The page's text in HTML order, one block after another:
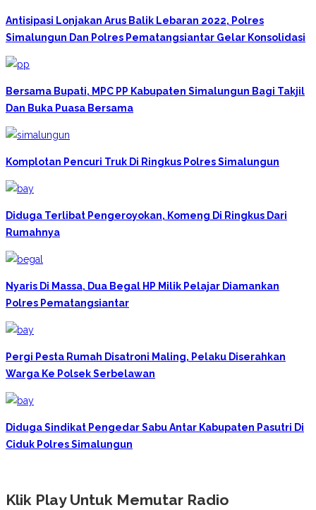
Antisipasi Lonjakan Arus Balik Lebaran 2022, Polres
Simalungun Dan Polres Pematangsiantar Gelar Konsolidasi
Bersama Bupati, MPC PP Kabupaten Simalungun Bagi Takjil
Dan Buka Puasa Bersama
Komplotan Pencuri Truk Di Ringkus Polres Simalungun
Diduga Terlibat Pengeroyokan, Komeng Di Ringkus Dari
Rumahnya
Nyaris Di Massa, Dua Begal HP Milik Pelajar Diamankan
Polres Pematangsiantar
Pergi Pesta Rumah Disatroni Maling, Pelaku Diserahkan
Warga Ke Polsek Serbelawan
Diduga Sindikat Pengedar Sabu Antar Kabupaten Pasutri Di
Ciduk Polres Simalungun
Klik Play Untuk Memutar Radio